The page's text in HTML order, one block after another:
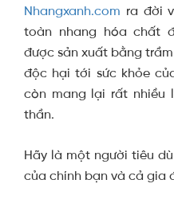
Nhangxanh.com ra đời
toàn nhang hóa chất
được sản xuất bằng
độc hại tới sức khỏe
còn mang lại rất nhiều
thần.
Hãy là một người tiêu
của chính bạn và cả gia